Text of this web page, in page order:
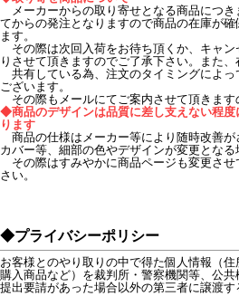
メーカーからの取り寄せとなる商品につき
てからの発注となりますので商品の在庫が
ます。
その際は次回入荷をお待ち頂くか、キャン
りさせて頂きますのでご了承下さい。また
共有している為、注文のタイミングによっ
ございます。
その際もメールにてご案内させて頂きます
◆商品のデザインは品質に差し支えない程
ります
商品の仕様はメーカー等により随時改善が
カバー等、細部の色やデザインが変更となる
その際はすみやかに商品ページも変更さ
さい。
◆プライバシーポリシー
お客様とのやり取りの中で得た個人情報（
購入商品など）を裁判所・警察機関等、公共
提出要請があった場合以外の第三者に譲渡す